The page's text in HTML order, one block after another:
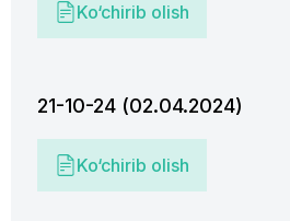
Ko‘chirib olish
21-10-24 (02.04.2024)
Ko‘chirib olish